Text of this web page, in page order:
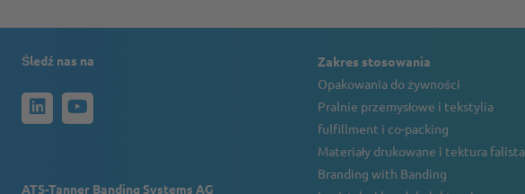
Śledź nas na
ATS-Tanner Banding Systems AG
Zakres stosowania
Opakowania do żywności
Pralnie przemysłowe i tekstylia
fulfillment i co-packing
Materiały drukowane i tektura falista
Branding with Banding